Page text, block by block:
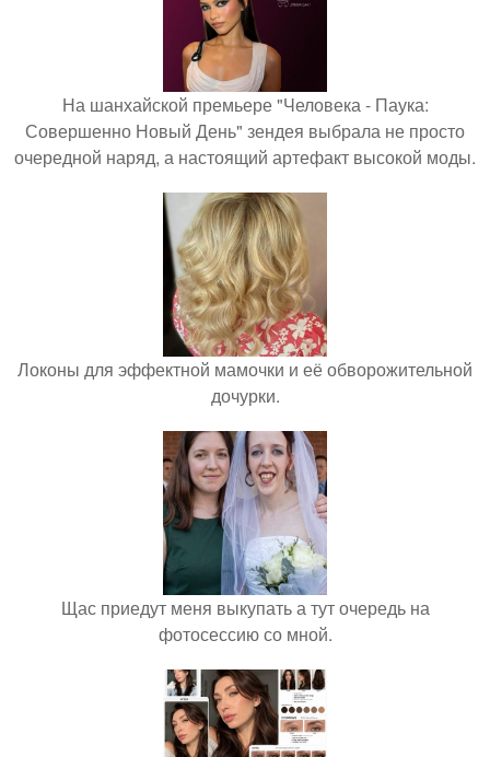
На шанхайской премьере "Человека - Паука:
Совершенно Новый День" зендея выбрала не просто
очередной наряд, а настоящий артефакт высокой моды.
Локоны для эффектной мамочки и её обворожительной
дочурки.
Щас приедут меня выкупать а тут очередь на
фотосессию со мной.